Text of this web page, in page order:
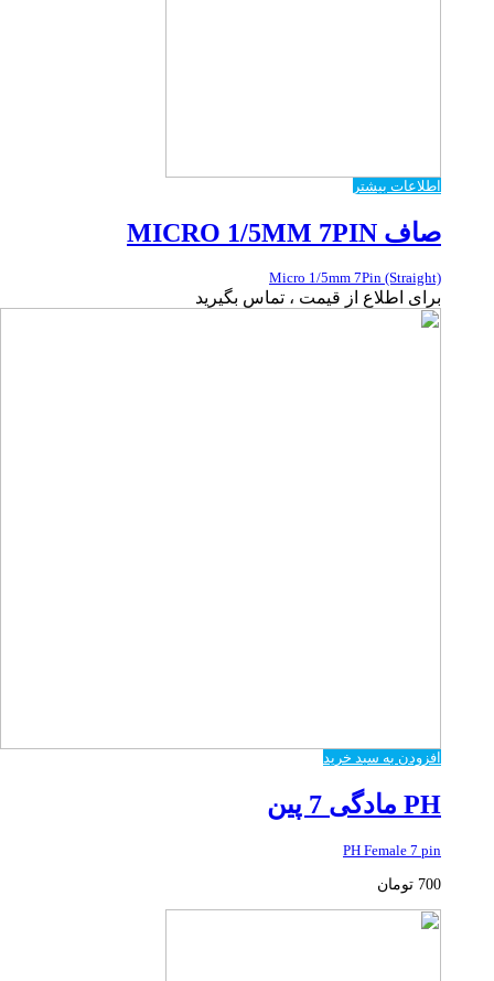
اطلاعات بیشتر
صاف MICRO 1/5MM 7PIN
Micro 1/5mm 7Pin (Straight)
برای اطلاع از قیمت ، تماس بگیرید
افزودن به سبد خرید
PH مادگی 7 پین
PH Female 7 pin
700 تومان